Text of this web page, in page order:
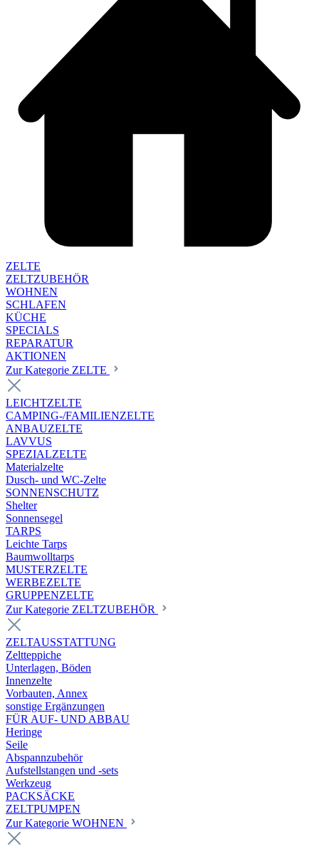
ZELTE
ZELTZUBEHÖR
WOHNEN
SCHLAFEN
KÜCHE
SPECIALS
REPARATUR
AKTIONEN
Zur Kategorie ZELTE
LEICHTZELTE
CAMPING-/FAMILIENZELTE
ANBAUZELTE
LAVVUS
SPEZIALZELTE
Materialzelte
Dusch- und WC-Zelte
SONNENSCHUTZ
Shelter
Sonnensegel
TARPS
Leichte Tarps
Baumwolltarps
MUSTERZELTE
WERBEZELTE
GRUPPENZELTE
Zur Kategorie ZELTZUBEHÖR
ZELTAUSSTATTUNG
Zeltteppiche
Unterlagen, Böden
Innenzelte
Vorbauten, Annex
sonstige Ergänzungen
FÜR AUF- UND ABBAU
Heringe
Seile
Abspannzubehör
Aufstellstangen und -sets
Werkzeug
PACKSÄCKE
ZELTPUMPEN
Zur Kategorie WOHNEN